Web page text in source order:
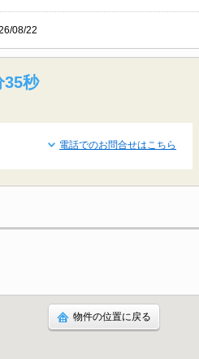
08/22
34秒
電話でのお問合せはこちら
物件の位置に戻る